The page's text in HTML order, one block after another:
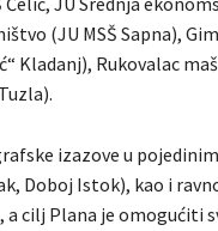
(JU MSŠ Sapna),
Kladanj), Rukovalac
izazove u
Doboj Istok), kao i
cilj Plana je omogućiti